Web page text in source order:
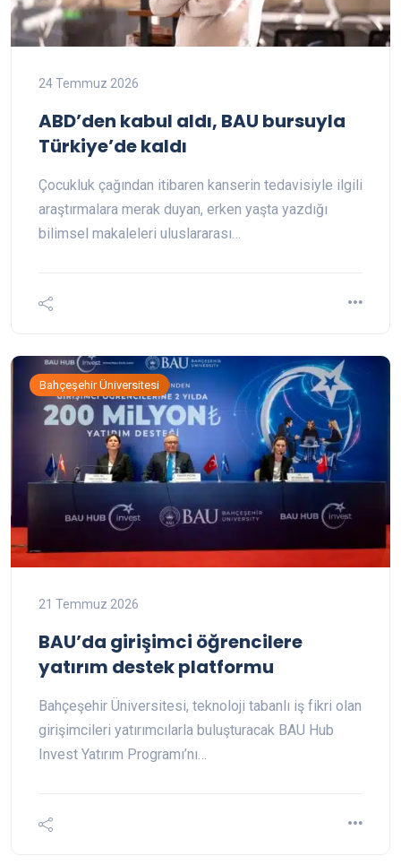
24 Temmuz 2026
ABD’den kabul aldı, BAU bursuyla
Türkiye’de kaldı
Çocukluk çağından itibaren kanserin tedavisiyle ilgili
araştırmalara merak duyan, erken yaşta yazdığı
bilimsel makaleleri uluslararası…
Bahçeşehir Üniversitesi
21 Temmuz 2026
BAU’da girişimci öğrencilere
yatırım destek platformu
Bahçeşehir Üniversitesi, teknoloji tabanlı iş fikri olan
girişimcileri yatırımcılarla buluşturacak BAU Hub
Invest Yatırım Programı’nı…